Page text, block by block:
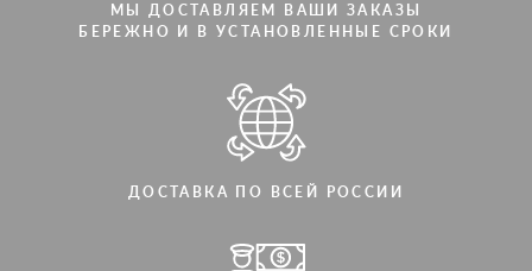
МЫ ДОСТАВЛЯЕМ ВАШИ ЗАКАЗЫ
БЕРЕЖНО И В УСТАНОВЛЕННЫЕ СРОКИ
ДОСТАВКА ПО ВСЕЙ РОССИИ